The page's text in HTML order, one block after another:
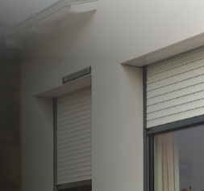
LOIRE-ATLANTIQUE -
Volet roulant
Louisfert
Artisan, Menuisier, TPE ou
N2PRO Fermetures est